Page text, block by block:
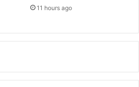
11 hours ago